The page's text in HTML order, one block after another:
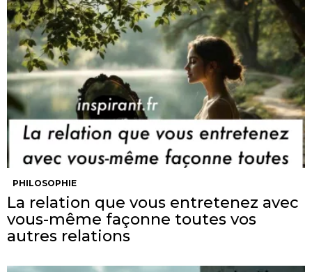
PHILOSOPHIE
La relation que vous entretenez avec
vous-même façonne toutes vos
autres relations